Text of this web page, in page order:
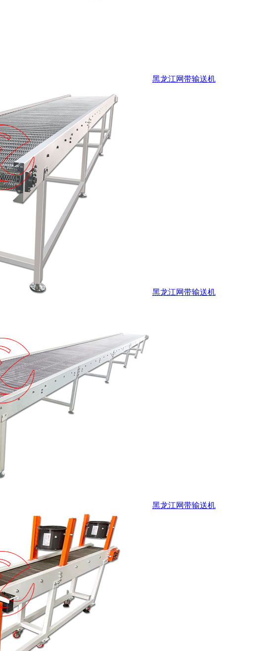
黑龙江网带输送机
黑龙江网带输送机
黑龙江网带输送机